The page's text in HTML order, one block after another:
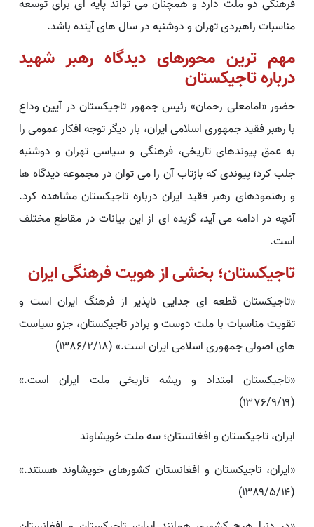
فرهنگی دو ملت دارد و همچنان می تواند پایه ای برای توسعه
مناسبات راهبردی تهران و دوشنبه در سال های آینده باشد.
مهم ترین محورهای دیدگاه رهبر شهید
درباره تاجیکستان
حضور «امامعلی رحمان» رئیس جمهور تاجیکستان در آیین وداع
با رهبر فقید جمهوری اسلامی ایران، بار دیگر توجه افکار عمومی را
به عمق پیوندهای تاریخی، فرهنگی و سیاسی تهران و دوشنبه
جلب کرد؛ پیوندی که بازتاب آن را می توان در مجموعه دیدگاه ها
و رهنمودهای رهبر فقید ایران درباره تاجیکستان مشاهده کرد.
آنچه در ادامه می آید، گزیده ای از این بیانات در مقاطع مختلف
است.
تاجیکستان؛ بخشی از هویت فرهنگی ایران
«تاجیکستان قطعه ای جدایی ناپذیر از فرهنگ ایران است و
تقویت مناسبات با ملت دوست و برادر تاجیکستان، جزو سیاست
های اصولی جمهوری اسلامی ایران است.» (۱۳۸۶/۲/۱۸)
«تاجیکستان امتداد و ریشه تاریخی ملت ایران است.»
(۱۳۷۶/۹/۱۹)
ایران، تاجیکستان و افغانستان؛ سه ملت خویشاوند
«ایران، تاجیکستان و افغانستان کشورهای خویشاوند هستند.»
(۱۳۸۹/۵/۱۴)